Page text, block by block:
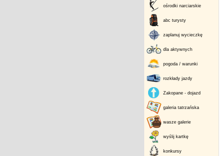
ośrodki narciarskie
abc turysty
zaplanuj wycieczkę
dla aktywnych
pogoda / warunki
rozkłady jazdy
Zakopane - dojazd
galeria tatrzańska
wasze galerie
wyślij kartkę
konkursy